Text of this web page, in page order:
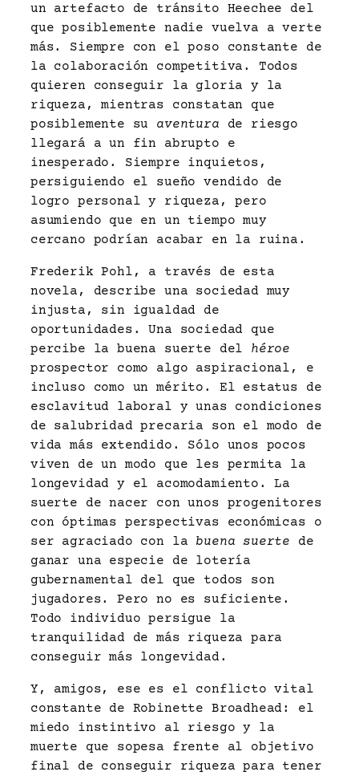
un artefacto de tránsito Heechee del
que posiblemente nadie vuelva a verte
más. Siempre con el poso constante de
la colaboración competitiva. Todos
quieren conseguir la gloria y la
riqueza, mientras constatan que
posiblemente su aventura de riesgo
llegará a un fin abrupto e
inesperado. Siempre inquietos,
persiguiendo el sueño vendido de
logro personal y riqueza, pero
asumiendo que en un tiempo muy
cercano podrían acabar en la ruina.
Frederik Pohl, a través de esta
novela, describe una sociedad muy
injusta, sin igualdad de
oportunidades. Una sociedad que
percibe la buena suerte del héroe
prospector como algo aspiracional, e
incluso como un mérito. El estatus de
esclavitud laboral y unas condiciones
de salubridad precaria son el modo de
vida más extendido. Sólo unos pocos
viven de un modo que les permita la
longevidad y el acomodamiento. La
suerte de nacer con unos progenitores
con óptimas perspectivas económicas o
ser agraciado con la buena suerte de
ganar una especie de lotería
gubernamental del que todos son
jugadores. Pero no es suficiente.
Todo individuo persigue la
tranquilidad de más riqueza para
conseguir más longevidad.
Y, amigos, ese es el conflicto vital
constante de Robinette Broadhead: el
miedo instintivo al riesgo y la
muerte que sopesa frente al objetivo
final de conseguir riqueza para tener